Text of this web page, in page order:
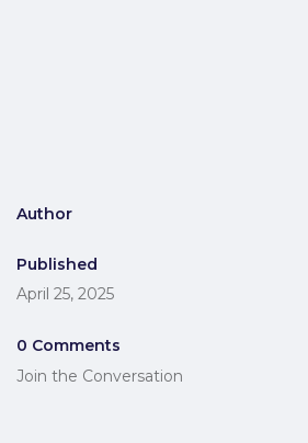
Author
Published
April 25, 2025
0 Comments
Join the Conversation